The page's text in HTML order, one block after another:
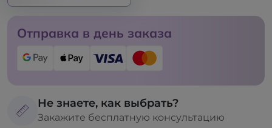
Отправка в день заказа
Не знаете, как выбрать?
Закажите бесплатную консультацию